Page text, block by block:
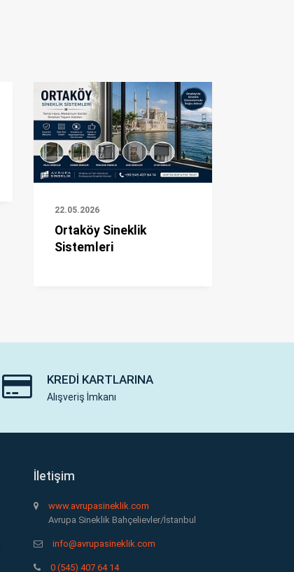
22.05.2026
Ortaköy Sineklik
Sistemleri
KREDI KARTLARINA
Alışveriş İmkanı
İletişim
www.avrupasineklik.com
Avrupa Sineklik Bahçelievler/İstanbul
info@avrupasineklik.com
0 (545) 407 64 14